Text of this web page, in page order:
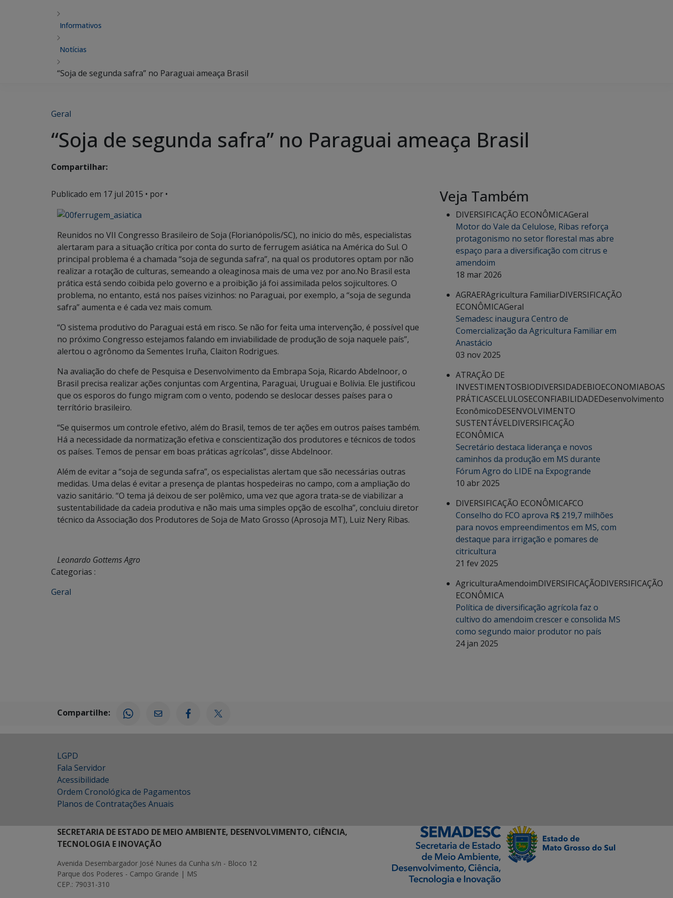
Informativos
Notícias
“Soja de segunda safra” no Paraguai ameaça Brasil
Geral
“Soja de segunda safra” no Paraguai ameaça Brasil
Compartilhar:
Publicado em 17 jul 2015 • por •
Reunidos no VII Congresso Brasileiro de Soja (Florianópolis/SC), no inicio do mês, especialistas
alertaram para a situação crítica por conta do surto de ferrugem asiática na América do Sul. O
principal problema é a chamada “soja de segunda safra”, na qual os produtores optam por não
realizar a rotação de culturas, semeando a oleaginosa mais de uma vez por ano.No Brasil esta
prática está sendo coibida pelo governo e a proibição já foi assimilada pelos sojicultores. O
problema, no entanto, está nos países vizinhos: no Paraguai, por exemplo, a “soja de segunda
safra” aumenta e é cada vez mais comum.
“O sistema produtivo do Paraguai está em risco. Se não for feita uma intervenção, é possível que
no próximo Congresso estejamos falando em inviabilidade de produção de soja naquele país”,
alertou o agrônomo da Sementes Iruña, Claiton Rodrigues.
Na avaliação do chefe de Pesquisa e Desenvolvimento da Embrapa Soja, Ricardo Abdelnoor, o
Brasil precisa realizar ações conjuntas com Argentina, Paraguai, Uruguai e Bolívia. Ele justificou
que os esporos do fungo migram com o vento, podendo se deslocar desses países para o
terrítório brasileiro.
“Se quisermos um controle efetivo, além do Brasil, temos de ter ações em outros países também.
Há a necessidade da normatização efetiva e conscientização dos produtores e técnicos de todos
os países. Temos de pensar em boas práticas agrícolas”, disse Abdelnoor.
Além de evitar a “soja de segunda safra”, os especialistas alertam que são necessárias outras
medidas. Uma delas é evitar a presença de plantas hospedeiras no campo, com a ampliação do
vazio sanitário. “O tema já deixou de ser polêmico, uma vez que agora trata-se de viabilizar a
sustentabilidade da cadeia produtiva e não mais uma simples opção de escolha”, concluiu diretor
técnico da Associação dos Produtores de Soja de Mato Grosso (Aprosoja MT), Luiz Nery Ribas.
Leonardo Gottems Agro
Categorias :
Geral
Veja Também
DIVERSIFICAÇÃO ECONÔMICAGeral
Motor do Vale da Celulose, Ribas reforça
protagonismo no setor florestal mas abre
espaço para a diversificação com citrus e
amendoim
18 mar 2026
AGRAERAgricultura FamiliarDIVERSIFICAÇÃO
ECONÔMICAGeral
Semadesc inaugura Centro de
Comercialização da Agricultura Familiar em
Anastácio
03 nov 2025
ATRAÇÃO DE
INVESTIMENTOSBIODIVERSIDADEBIOECONOMIABOAS
PRÁTICASCELULOSECONFIABILIDADEDesenvolvimento
EconômicoDESENVOLVIMENTO
SUSTENTÁVELDIVERSIFICAÇÃO
ECONÔMICA
Secretário destaca liderança e novos
caminhos da produção em MS durante
Fórum Agro do LIDE na Expogrande
10 abr 2025
DIVERSIFICAÇÃO ECONÔMICAFCO
Conselho do FCO aprova R$ 219,7 milhões
para novos empreendimentos em MS, com
destaque para irrigação e pomares de
citricultura
21 fev 2025
AgriculturaAmendoimDIVERSIFICAÇÃODIVERSIFICAÇÃO
ECONÔMICA
Política de diversificação agrícola faz o
cultivo do amendoim crescer e consolida MS
como segundo maior produtor no país
24 jan 2025
Compartilhe:
LGPD
Fala Servidor
Acessibilidade
Ordem Cronológica de Pagamentos
Planos de Contratações Anuais
SECRETARIA DE ESTADO DE MEIO AMBIENTE, DESENVOLVIMENTO, CIÊNCIA,
TECNOLOGIA E INOVAÇÃO
Avenida Desembargador José Nunes da Cunha s/n - Bloco 12
Parque dos Poderes - Campo Grande | MS
CEP.: 79031-310